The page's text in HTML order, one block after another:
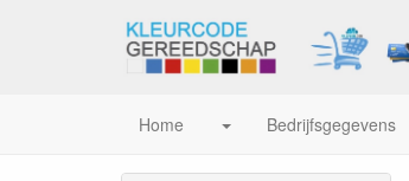
Home Bedrijfsgegevens